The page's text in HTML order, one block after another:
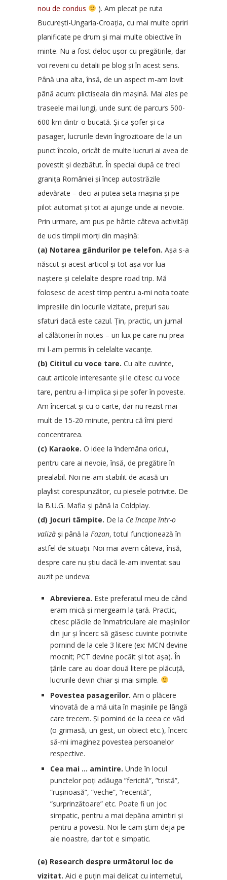
nou de condus
). Am plecat pe ruta
București-Ungaria-Croația, cu mai multe opriri
planificate pe drum și mai multe obiective în
minte. Nu a fost deloc ușor cu pregătirile, dar
voi reveni cu detalii pe blog și în acest sens.
Până una alta, însă, de un aspect m-am lovit
până acum: plictiseala din mașină. Mai ales pe
traseele mai lungi, unde sunt de parcurs 500-
600 km dintr-o bucată. Și ca șofer și ca
pasager, lucrurile devin îngrozitoare de la un
punct încolo, oricât de multe lucruri ai avea de
povestit și dezbătut. În special după ce treci
granița României și încep autostrăzile
adevărate – deci ai putea seta mașina și pe
pilot automat și tot ai ajunge unde ai nevoie.
Prin urmare, am pus pe hârtie câteva activități
de ucis timpii morți din mașină:
(a) Notarea gândurilor pe telefon. Așa s-a
născut și acest articol și tot așa vor lua
naștere și celelalte despre road trip. Mă
folosesc de acest timp pentru a-mi nota toate
impresiile din locurile vizitate, prețuri sau
sfaturi dacă este cazul. Țin, practic, un jurnal
al călătoriei în notes – un lux pe care nu prea
mi l-am permis în celelalte vacanțe.
(b) Cititul cu voce tare. Cu alte cuvinte,
caut articole interesante și le citesc cu voce
tare, pentru a-l implica și pe șofer în poveste.
Am încercat și cu o carte, dar nu rezist mai
mult de 15-20 minute, pentru că îmi pierd
concentrarea.
(c) Karaoke. O idee la îndemâna oricui,
pentru care ai nevoie, însă, de pregătire în
prealabil. Noi ne-am stabilit de acasă un
playlist corespunzător, cu piesele potrivite. De
la B.U.G. Mafia și până la Coldplay.
(d) Jocuri tâmpite. De la Ce încape într-o
valiză și până la Fazan, totul funcționează în
astfel de situații. Noi mai avem câteva, însă,
despre care nu știu dacă le-am inventat sau
auzit pe undeva:
Abrevierea. Este preferatul meu de când
eram mică și mergeam la țară. Practic,
citesc plăcile de înmatriculare ale mașinilor
din jur și încerc să găsesc cuvinte potrivite
pornind de la cele 3 litere (ex: MCN devine
mocnit; PCT devine pocăit și tot așa). În
țările care au doar două litere pe plăcuță,
lucrurile devin chiar și mai simple.
Povestea pasagerilor. Am o plăcere
vinovată de a mă uita în mașinile pe lângă
care trecem. Și pornind de la ceea ce văd
(o grimasă, un gest, un obiect etc.), încerc
să-mi imaginez povestea persoanelor
respective.
Cea mai … amintire. Unde în locul
punctelor poți adăuga ”fericită”, ”tristă”,
”rușinoasă”, ”veche”, ”recentă”,
”surprinzătoare” etc. Poate fi un joc
simpatic, pentru a mai depăna amintiri și
pentru a povesti. Noi le cam știm deja pe
ale noastre, dar tot e simpatic.
(e) Research despre următorul loc de
vizitat. Aici e puțin mai delicat cu internetul,